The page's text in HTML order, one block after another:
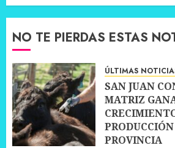
NO TE PIERDAS ESTAS
ÚLTIMAS
SAN JUAN
MATRIZ
PROVINCIA